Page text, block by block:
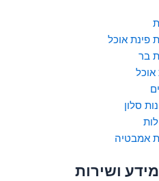
פינת אוכל
בר
אוכל
סלון
אמבטיה
מידע ושירות